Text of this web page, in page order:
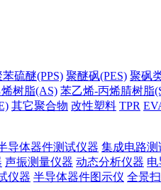
苯硫醚(PPS) 聚醚砜(PES) 聚砜
树脂(AS) 苯乙烯-丙烯腈树脂
其它聚合物 改性塑料 TPR
导体器件测试仪器 集成电路测
声振测量仪器 动态分析仪器 电
仪器 半导体器件图示仪 全景